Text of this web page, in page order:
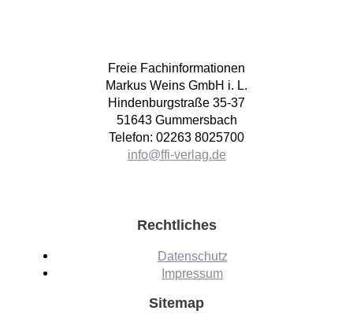
Freie Fachinformationen
Markus Weins GmbH i. L.
Hindenburgstraße 35-37
51643 Gummersbach
Telefon: 02263 8025700
info@ffi-verlag.de
Rechtliches
Datenschutz
Impressum
Sitemap